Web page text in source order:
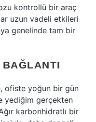
kontrollü bir araç
uzun vadeli etkileri
genelinde tam bir
ofiste yoğun bir gün
yediğim gerçekten
karbonhidratlı bir